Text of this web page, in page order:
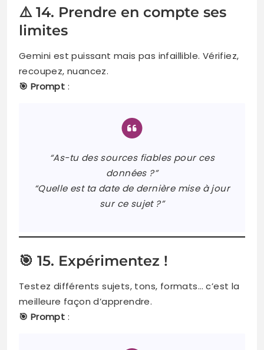
⚠️ 14. Prendre en compte ses
limites
Gemini est puissant mais pas infaillible. Vérifiez,
recoupez, nuancez.
🎯 Prompt :
“As-tu des sources fiables pour ces
données ?”
“Quelle est ta date de dernière mise à jour
sur ce sujet ?”
🎯 15. Expérimentez !
Testez différents sujets, tons, formats… c’est la
meilleure façon d’apprendre.
🎯 Prompt :